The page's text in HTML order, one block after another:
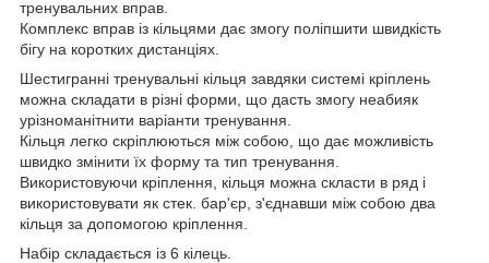
тренувальних вправ.
Комплекс вправ із кільцями дає змогу поліпшити швидкість
бігу на коротких дистанціях.
Шестигранні тренувальні кільця завдяки системі кріплень
можна складати в різні форми, що дасть змогу неабияк
урізноманітнити варіанти тренування.
Кільця легко скріплюються між собою, що дає можливість
швидко змінити їх форму та тип тренування.
Використовуючи кріплення, кільця можна скласти в ряд і
використовувати як стек. бар'єр, з'єднавши між собою два
кільця за допомогою кріплення.
Набір складається із 6 кілець.